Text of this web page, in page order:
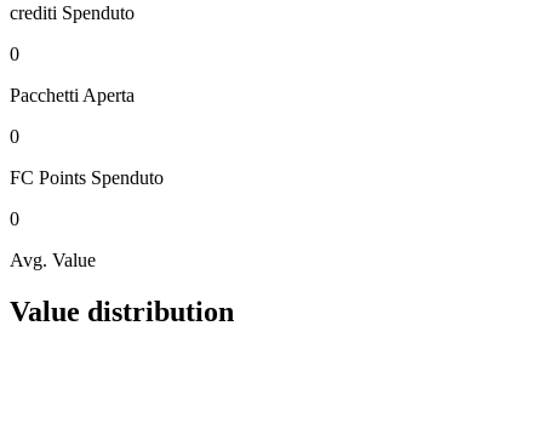
crediti Spenduto
0
Pacchetti Aperta
0
FC Points Spenduto
0
Avg. Value
Value distribution